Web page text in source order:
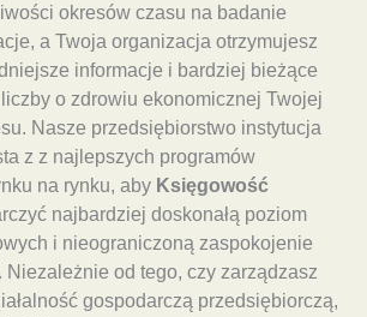
okresów czasu na badanie
a Twoja organizacja otrzymujesz
informacje i bardziej bieżące
o zdrowiu ekonomicznej Twojej
Nasze przedsiębiorstwo instytucja
z z najlepszych programów
na rynku, aby Księgowość
najbardziej doskonałą poziom
i nieograniczoną zaspokojenie
Niezależnie od tego, czy zarządzasz
gospodarczą przedsiębiorczą,